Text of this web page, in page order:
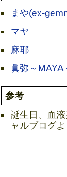
まや(ex-
マヤ
麻耶
眞弥～MAYA
参考
誕生日、血
ャルブログ